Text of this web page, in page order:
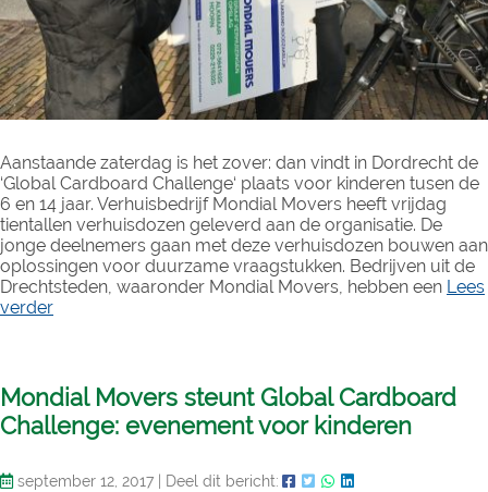
Aanstaande zaterdag is het zover: dan vindt in Dordrecht de
‘Global Cardboard Challenge‘ plaats voor kinderen tusen de
6 en 14 jaar. Verhuisbedrijf Mondial Movers heeft vrijdag
tientallen verhuisdozen geleverd aan de organisatie. De
jonge deelnemers gaan met deze verhuisdozen bouwen aan
oplossingen voor duurzame vraagstukken. Bedrijven uit de
Drechtsteden, waaronder Mondial Movers, hebben een Lees
verder
Mondial Movers steunt Global Cardboard
Challenge: evenement voor kinderen
september 12, 2017 Deel dit bericht: